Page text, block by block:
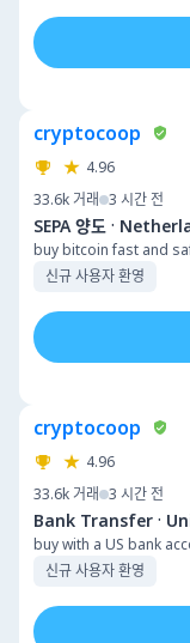
cryptocoop
4.96
33.6k 거래 3 시간 전
SEPA 양도 ·
buy bitcoin fast and
신규 사용자 환영
cryptocoop
4.96
33.6k 거래 3 시간 전
Bank Transfer ·
buy with a US bank
신규 사용자 환영